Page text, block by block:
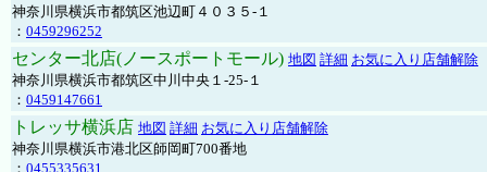
神奈川県横浜市都筑区池辺町４０３５-１
： 0459296252
センター北店(ノースポートモール) 地図 詳細 お気に入り店舗解除
神奈川県横浜市都筑区中川中央１-25-１
： 0459147661
トレッサ横浜店 地図 詳細 お気に入り店舗解除
神奈川県横浜市港北区師岡町700番地
： 0455335631